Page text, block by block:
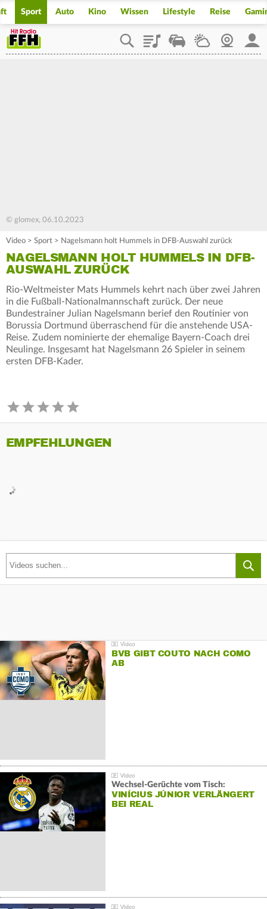
Sport Auto Kino Wissen Lifestyle Reise
PlaylistStaupilotWetterWebcam
© glomex, 06.10.2023
Video > Sport > Nagelsmann holt Hummels in DFB-Auswahl zurück
NAGELSMANN HOLT HUMMELS IN DFB-
AUSWAHL ZURÜCK
Rio-Weltmeister Mats Hummels kehrt nach über zwei Jahren
in die Fußball-Nationalmannschaft zurück. Der neue
Bundestrainer Julian Nagelsmann berief den Routinier von
Borussia Dortmund überraschend für die anstehende USA-
Reise. Zudem nominierte der ehemalige Bayern-Coach drei
Neulinge. Insgesamt hat Nagelsmann 26 Spieler in seinem
ersten DFB-Kader.
EMPFEHLUNGEN
BVB GIBT COUTO NACH COMO
AB
Wechsel-Gerüchte vom Tisch:
VINÍCIUS JÚNIOR VERLÄNGERT
BEI REAL